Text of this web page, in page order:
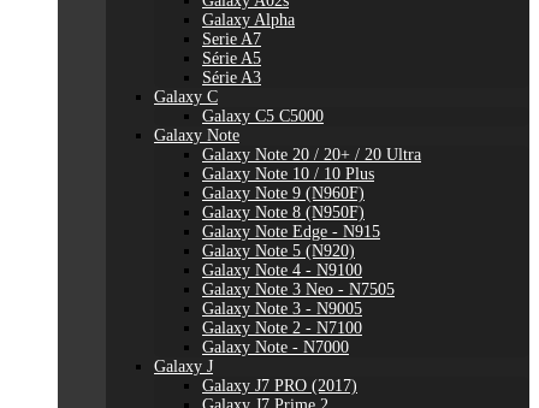
Galaxy Alpha
Serie A7
Série A5
Série A3
Galaxy C
Galaxy C5 C5000
Galaxy Note
Galaxy Note 20 / 20+ / 20 Ultra
Galaxy Note 10 / 10 Plus
Galaxy Note 9 (N960F)
Galaxy Note 8 (N950F)
Galaxy Note Edge - N915
Galaxy Note 5 (N920)
Galaxy Note 4 - N9100
Galaxy Note 3 Neo - N7505
Galaxy Note 3 - N9005
Galaxy Note 2 - N7100
Galaxy Note - N7000
Galaxy J
Galaxy J7 PRO (2017)